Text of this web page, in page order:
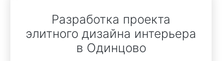
Разработка проекта
элитного дизайна интерьера
в Одинцово